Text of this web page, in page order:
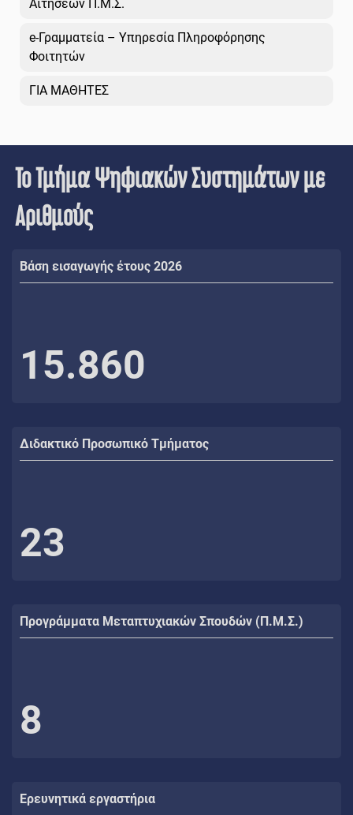
Αιτήσεων Π.Μ.Σ.
e-Γραμματεία – Υπηρεσία Πληροφόρησης
Φοιτητών
ΓΙΑ ΜΑΘΗΤΕΣ
Το Τμήμα Ψηφιακών Συστημάτων με
Αριθμούς
Βάση εισαγωγής έτους 2026
15.860
Διδακτικό Προσωπικό Τμήματος
23
Προγράμματα Μεταπτυχιακών Σπουδών (Π.Μ.Σ.)
8
Ερευνητικά εργαστήρια